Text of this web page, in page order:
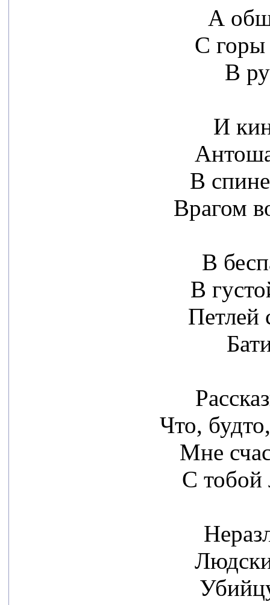
А
С горы
В
И
В
Врагом
В
В
Петлей
Что,
Мне
С тобой